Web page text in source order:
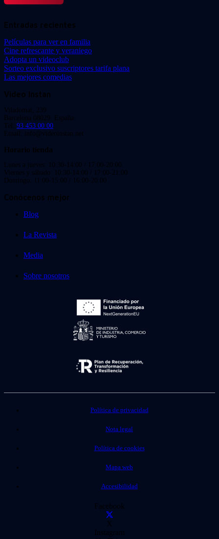
Entradas recientes
Películas para ver en familia
Cine refrescante y veraniego
Adopta un videoclub
Sorteo exclusivo suscriptores tarifa plana
Las mejores comedias
Video Instan
Viladomat, 239
Barcelona 08029. España.
Tel: 93 453 00 00
Email: info@videoinstan.net
Horario tienda
Lunes a jueves: 10:30-14:00 / 17:00-20:00
Viernes y sábado: 10:30-14:00 / 17:00-21:00
Domingo: 11:00-15:00 / 16:00-20:00
Conócenos mejor
Blog
La Revista
Media
Sobre nosotros
Política de privacidad
Nota legal
Política de cookies
Mapa web
Accesibilidad
Facebook
X
Instagram